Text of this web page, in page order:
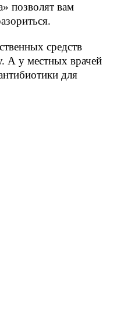
позволят вам
средств
А у местных врачей
для